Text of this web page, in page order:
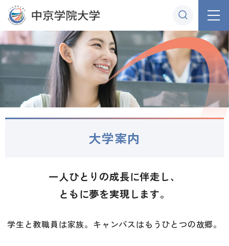
グ
ロ
ー
バ
ル
ナ
ゲ
ー
本
文
へ
ロ
ー
カ
ル
ナ
ビ
ー
シ
フ
ッ
タ
ー
へ
大学案内
一人ひとりの成長に伴走し、
ともに夢を実現します。
学生と教職員は家族。キャンパスはもうひとつの故郷。